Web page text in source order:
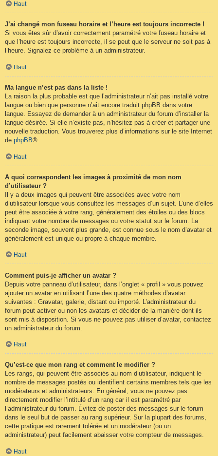
Haut
J’ai changé mon fuseau horaire et l’heure est toujours incorrecte !
Si vous êtes sûr d’avoir correctement paramétré votre fuseau horaire et
que l’heure est toujours incorrecte, il se peut que le serveur ne soit pas à
l’heure. Signalez ce problème à un administrateur.
Haut
Ma langue n’est pas dans la liste !
La raison la plus probable est que l’administrateur n’ait pas installé votre
langue ou bien que personne n’ait encore traduit phpBB dans votre
langue. Essayez de demander à un administrateur du forum d’installer la
langue désirée. Si elle n’existe pas, n’hésitez pas à créer et partager une
nouvelle traduction. Vous trouverez plus d’informations sur le site Internet
de phpBB®.
Haut
A quoi correspondent les images à proximité de mon nom
d’utilisateur ?
Il y a deux images qui peuvent être associées avec votre nom
d’utilisateur lorsque vous consultez les messages d’un sujet. L’une d’elles
peut être associée à votre rang, généralement des étoiles ou des blocs
indiquant votre nombre de messages ou votre statut sur le forum. La
seconde image, souvent plus grande, est connue sous le nom d’avatar et
généralement est unique ou propre à chaque membre.
Haut
Comment puis-je afficher un avatar ?
Depuis votre panneau d’utilisateur, dans l’onglet « profil » vous pouvez
ajouter un avatar en utilisant l’une des quatre méthodes d’avatar
suivantes : Gravatar, galerie, distant ou importé. L’administrateur du
forum peut activer ou non les avatars et décider de la manière dont ils
sont mis à disposition. Si vous ne pouvez pas utiliser d’avatar, contactez
un administrateur du forum.
Haut
Qu’est-ce que mon rang et comment le modifier ?
Les rangs, qui peuvent être associés au nom d’utilisateur, indiquent le
nombre de messages postés ou identifient certains membres tels que les
modérateurs et administrateurs. En général, vous ne pouvez pas
directement modifier l’intitulé d’un rang car il est paramétré par
l’administrateur du forum. Évitez de poster des messages sur le forum
dans le seul but de passer au rang supérieur. Sur la plupart des forums,
cette pratique est rarement tolérée et un modérateur (ou un
administrateur) peut facilement abaisser votre compteur de messages.
Haut